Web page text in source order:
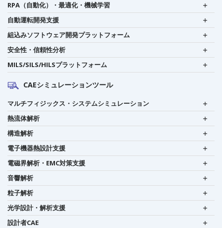
RPA（自動化）・最適化・機械学習
自動運転開発支援
組込みソフトウェア開発プラットフォーム
安全性・信頼性分析
MILS/SILS/HILSプラットフォーム
CAEシミュレーションツール
マルチフィジックス・システムシミュレーション
熱流体解析
構造解析
電子機器熱設計支援
電磁界解析・EMC対策支援
音響解析
粒子解析
光学設計・解析支援
設計者CAE